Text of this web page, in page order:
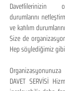
Davetlilerinizin
durumlarını
ve katılım
Size de
Hep söylediğimiz
DAVET SERVİSİ